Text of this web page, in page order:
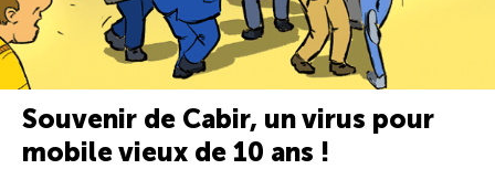
Souvenir de Cabir, un virus pour
mobile vieux de 10 ans !